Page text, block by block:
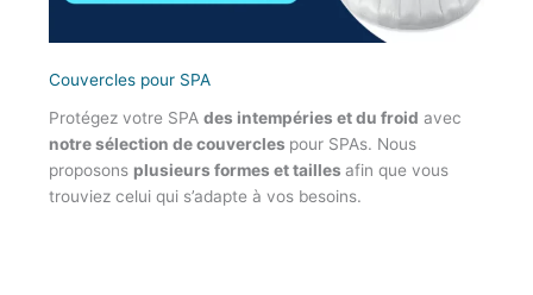
Couvercles pour SPA
Protégez votre SPA des intempéries et du froid avec
notre sélection de couvercles pour SPAs. Nous
proposons plusieurs formes et tailles afin que vous
trouviez celui qui s’adapte à vos besoins.